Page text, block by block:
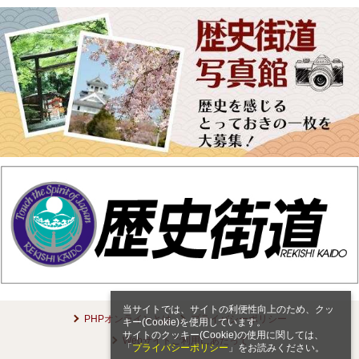
当サイトでは、サイトの利便性向上のため、クッ
キー(Cookie)を使用しています。
サイトのクッキー(Cookie)の使用に関しては、
「 プライバシーポリシー 」をお読みください。
PHPオンラインとは
プライバシーポリシー
Webサイトご利用にあたって